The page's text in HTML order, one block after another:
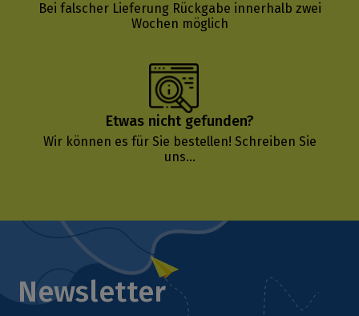
Bei falscher Lieferung Rückgabe innerhalb zwei
Wochen möglich
Etwas nicht gefunden?
Wir können es für Sie bestellen! Schreiben Sie
uns...
Newsletter